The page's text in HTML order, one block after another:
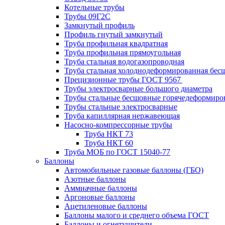
Котельные трубы
Трубы 09Г2С
Замкнутый профиль
Профиль гнутый замкнутый
Труба профильная квадратная
Труба профильная прямоугольная
Труба стальная водогазопроводная
Труба стальная холоднодеформированная
Прецизионные трубы ГОСТ 9567
Трубы электросварные большого диаметра
Трубы стальные бесшовные
Трубы стальные электросварные
Труба капиллярная нержавеющая
Насосно-компрессорные трубы
Труба НКТ 73
Труба НКТ 60
Труба МОБ по ГОСТ 15040-77
Баллоны
Автомобильные газовые баллоны (ГБО)
Азотные баллоны
Аммиачные баллоны
Аргоновые баллоны
Ацетиленовые баллоны
Баллоны малого и среднего объема ГОСТ